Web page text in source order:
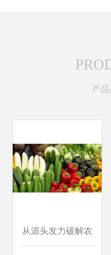
产
从源头发力破解农